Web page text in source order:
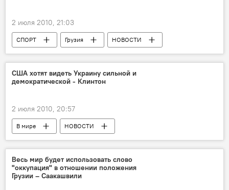
2 июля 2010, 21:03
СПОРТ Грузия
НОВОСТИ
Чемпионат мира по футболу
США хотят видеть Украину сильной и
демократической - Клинтон
2 июля 2010, 20:57
В мире
НОВОСТИ
Госсекретарь США пообещала поддержку территориальной целостности Грузии
Весь мир будет использовать слово
"оккупация" в отношении положения
Грузии – Саакашвили